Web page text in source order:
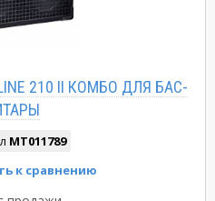
210 II КОМБО ДЛЯ БАС-
MT011789